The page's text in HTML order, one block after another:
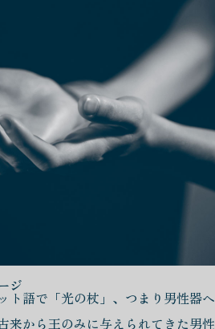
ジ
ト語で「光の杖」、つまり男性器へ
来から王のみに与えられてきた男性